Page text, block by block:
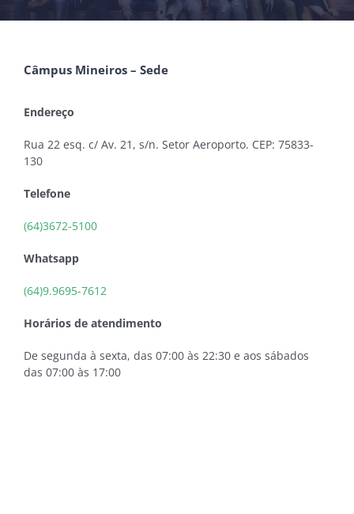
Câmpus Mineiros – Sede
Endereço
Rua 22 esq. c/ Av. 21, s/n. Setor Aeroporto. CEP: 75833-
130
Telefone
(64)3672-5100
Whatsapp
(64)9.9695-7612
Horários de atendimento
De segunda à sexta, das 07:00 às 22:30 e aos sábados
das 07:00 às 17:00